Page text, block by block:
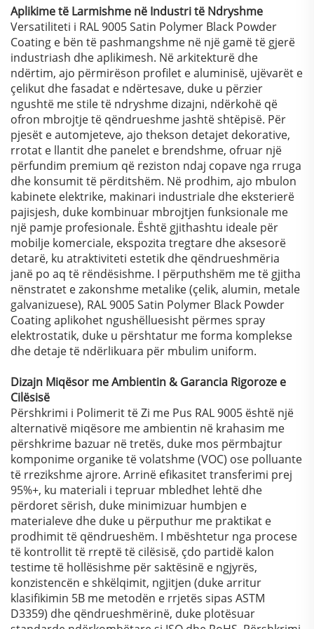
Aplikime të Larmishme në Industri të Ndryshme
Versatiliteti i RAL 9005 Satin Polymer Black Powder
Coating e bën të pashmangshme në një gamë të gjerë
industriash dhe aplikimesh. Në arkitekturë dhe
ndërtim, ajo përmirëson profilet e aluminisë, ujëvarët e
çelikut dhe fasadat e ndërtesave, duke u përzier
ngushtë me stile të ndryshme dizajni, ndërkohë që
ofron mbrojtje të qëndrueshme jashtë shtëpisë. Për
pjesët e automjeteve, ajo thekson detajet dekorative,
rrotat e llantit dhe panelet e brendshme, ofruar një
përfundim premium që reziston ndaj copave nga rruga
dhe konsumit të përditshëm. Në prodhim, ajo mbulon
kabinete elektrike, makinari industriale dhe eksterierë
pajisjesh, duke kombinuar mbrojtjen funksionale me
një pamje profesionale. Është gjithashtu ideale për
mobilje komerciale, ekspozita tregtare dhe aksesorë
detarë, ku atraktiviteti estetik dhe qëndrueshmëria
janë po aq të rëndësishme. I përputhshëm me të gjitha
nënstratet e zakonshme metalike (çelik, alumin, metale
galvanizuese), RAL 9005 Satin Polymer Black Powder
Coating aplikohet ngushëlluesisht përmes spray
elektrostatik, duke u përshtatur me forma komplekse
dhe detaje të ndërlikuara për mbulim uniform.
Dizajn Miqësor me Ambientin & Garancia Rigoroze e
Cilësisë
Përshkrimi i Polimerit të Zi me Pus RAL 9005 është një
alternativë miqësore me ambientin në krahasim me
përshkrime bazuar në tretës, duke mos përmbajtur
komponime organike të volatshme (VOC) ose polluante
të rrezikshme ajrore. Arrinë efikasitet transferimi prej
95%+, ku materiali i tepruar mbledhet lehtë dhe
përdoret sërish, duke minimizuar humbjen e
materialeve dhe duke u përputhur me praktikat e
prodhimit të qëndrueshëm. I mbështetur nga procese
të kontrollit të rreptë të cilësisë, çdo partidë kalon
testime të hollësishme për saktësinë e ngjyrës,
konzistencën e shkëlqimit, ngjitjen (duke arritur
klasifikimin 5B me metodën e rrjetës sipas ASTM
D3359) dhe qëndrueshmërinë, duke plotësuar